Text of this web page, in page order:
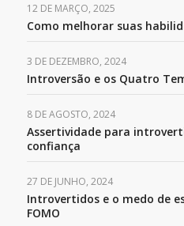
12 DE MARÇO, 2025
Como melhorar suas
3 DE DEZEMBRO, 2024
Introversão e os Quatro
8 DE AGOSTO, 2024
Assertividade para
confiança
27 DE JUNHO, 2024
Introvertidos e o medo de
FOMO